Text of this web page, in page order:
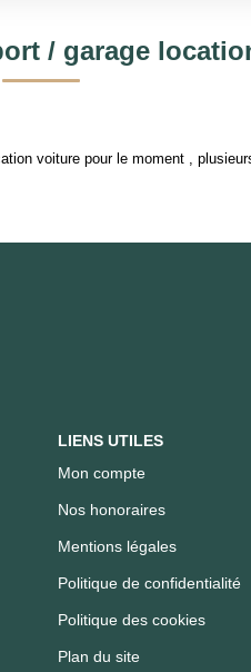
/ garage
voiture pour le moment ,
LIENS UTILES
Mon compte
Nos honoraires
Mentions légales
Politique de confidentialité
Politique des cookies
Plan du site